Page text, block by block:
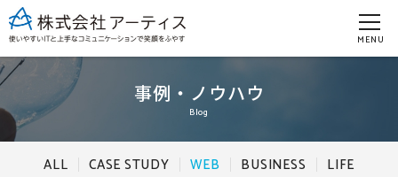
MENU
事例・ノウハウ
Blog
ALL CASE STUDY WEB BUSINESS LIFE